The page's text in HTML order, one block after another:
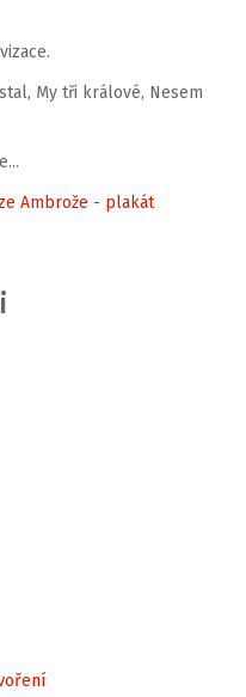
My tři králové, Nesem
Ambrože - plakát